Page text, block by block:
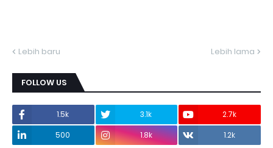
Lebih baru Lebih lama
FOLLOW US
1.5k 3.1k
2.7k
500
1.8k 1.2k